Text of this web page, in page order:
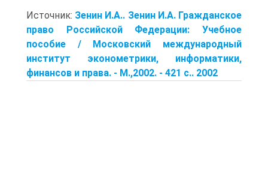
Источник: Зенин И.А.. Зенин И.А. Гражданское
право Российской Федерации: Учебное
пособие / Московский международный
институт эконометрики, информатики,
финансов и права. - М.,2002. - 421 с.. 2002